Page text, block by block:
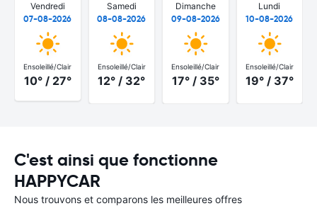
Vendredi
07-08-2026
Ensoleillé/Clair
10° / 27°
Samedi
08-08-2026
Ensoleillé/Clair
12° / 32°
Dimanche
09-08-2026
Ensoleillé/Clair
17° / 35°
Lundi
10-08-2026
Ensoleillé/Clair
19° / 37°
C'est ainsi que fonctionne
HAPPYCAR
Nous trouvons et comparons les meilleures offres